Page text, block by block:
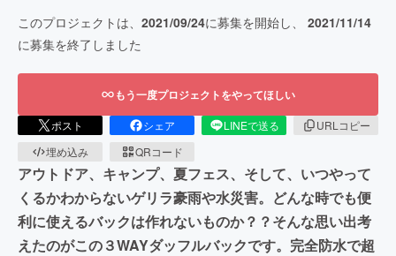
このプロジェクトは、 2021/09/24に募集を開始し、 2021/11/14
に募集を終了しました
もう一度プロジェクトをやってほしい
ポスト シェア LINEで送る
URLコピー
埋め込み
QRコード
アウトドア、キャンプ、夏フェス、そして、いつやって
くるかわからないゲリラ豪雨や水災害。どんな時でも便
利に使えるバックは作れないものか？？そんな思い出考
えたのがこの３WAYダッフルバックです。完全防水で超